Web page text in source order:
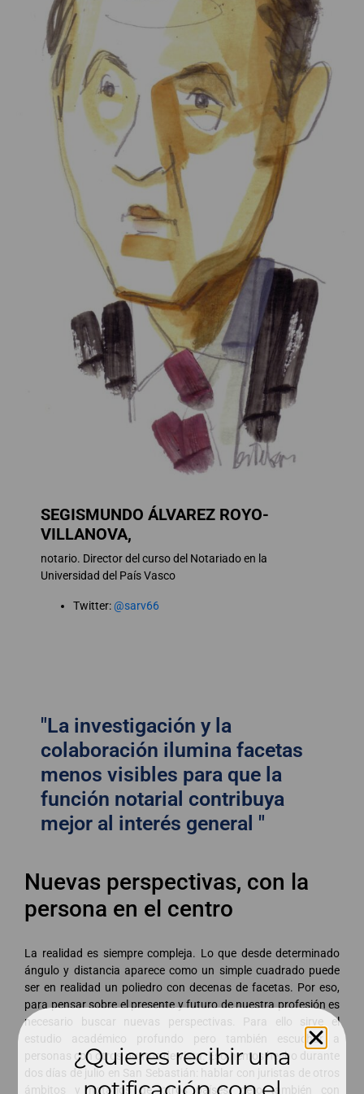
SEGISMUNDO ÁLVAREZ ROYO-
VILLANOVA,
notario. Director del curso del Notariado en la
Universidad del País Vasco
Twitter:@sarv66
"La investigación y la
colaboración ilumina facetas
menos visibles para que la
función notarial contribuya
mejor al interés general "
Nuevas perspectivas, con la
persona en el centro
La realidad es siempre compleja. Lo que desde determinado
ángulo y distancia aparece como un simple cuadrado puede
ser en realidad un poliedro con decenas de facetas. Por eso,
para pensar sobre el presente y futuro de nuestra profesión es
necesario buscar nuevas perspectivas. Para ello sirve el
estudio académico profundo pero también escuchar a
personas con otros puntos de vista. Eso hemos hecho durante
dos días de julio en San Sebastián: hablar con juristas de otros
ámbitos y notarios de otros países, pero también con
¿Quieres recibir una